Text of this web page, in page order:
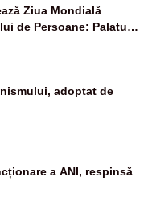
Ziua Mondială
de Persoane: Palatul
albastru
adoptat de
a ANI, respinsă